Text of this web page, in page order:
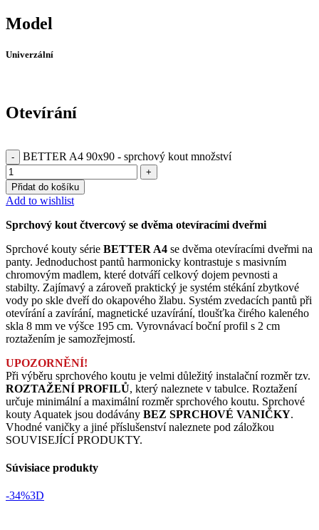
Model
Univerzální
Otevírání
BETTER A4 90x90 - sprchový kout množství
Přidat do košíku
Add to wishlist
Sprchový kout čtvercový se dvěma otevíracími dveřmi
Sprchové kouty série BETTER A4 se dvěma otevíracími dveřmi na
panty. Jednoduchost pantů harmonicky kontrastuje s masivním
chromovým madlem, které dotváří celkový dojem pevnosti a
stabilty. Zajímavý a zároveň praktický je systém stékání zbytkové
vody po skle dveří do okapového žlabu. Systém zvedacích pantů při
otevírání a zavírání, magnetické uzavírání, tloušťka čirého kaleného
skla 8 mm ve výšce 195 cm. Vyrovnávací boční profil s 2 cm
roztažením je samozřejmostí.
UPOZORNĚNÍ!
Při výběru sprchového koutu je velmi důležitý instalační rozměr tzv.
ROZTAŽENÍ PROFILŮ, který naleznete v tabulce. Roztažení
určuje minimální a maximální rozměr sprchového koutu. Sprchové
kouty Aquatek jsou dodávány BEZ SPRCHOVÉ VANIČKY.
Vhodné vaničky a jiné příslušenství naleznete pod záložkou
SOUVISEJÍCÍ PRODUKTY.
Súvisiace produkty
-34%3D